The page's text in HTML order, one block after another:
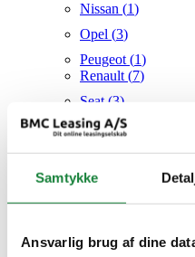
Samtykke
Ansvarlig brug af dine
Nissan (1)
Opel (3)
Peugeot (1)
Renault (7)
Seat (3)
Skoda (1
Suzuki
Tesla
Toyota (1)
Audi